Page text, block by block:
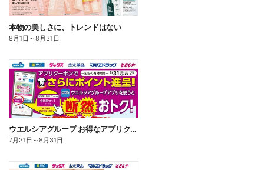
本物の美しさに、トレンドはない
8月1日 ～8月31日
ウエルシアグループ お得なアプリクーポン
7月31日 ～8月31日